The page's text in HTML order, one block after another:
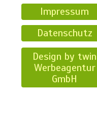
Impressum
Datenschutz
Design by twin
Werbeagentur
GmbH